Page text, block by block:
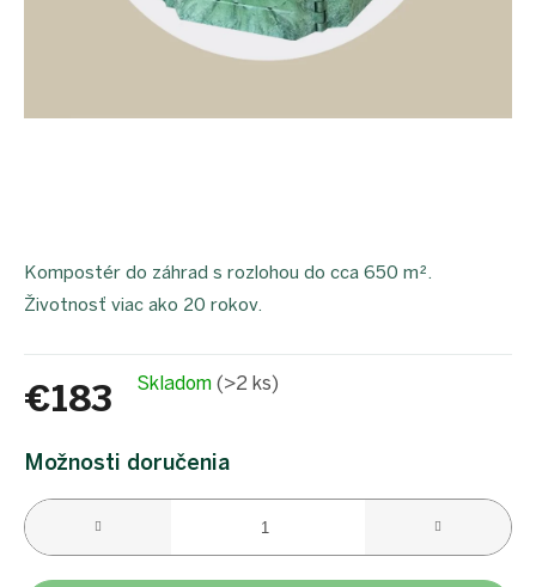
výber
Prihlásenie
€183
cena:
Skladom (>2 ks)
Možnosti doručenia
Kompostér do záhrad s rozlohou do cca 650 m².
Životnosť viac ako 20 rokov.